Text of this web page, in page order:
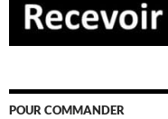
POUR COMMANDER